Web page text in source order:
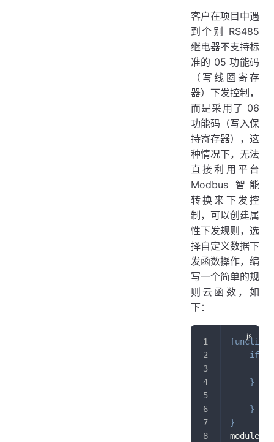
客户在项目中遇
到个别 RS485
继电器不支持标
准的 05 功能码
（写线圈寄存
器）下发控制，
而是采用了 06
功能码（写入保
持寄存器），这
种情况下，无法
直接利用平台
Modbus 智能
转换来下发控
制，可以创建属
性下发规则，选
择自定义数据下
发函数操作，编
写一个简单的规
则云函数，如
下：
function
if
}
}
}
module